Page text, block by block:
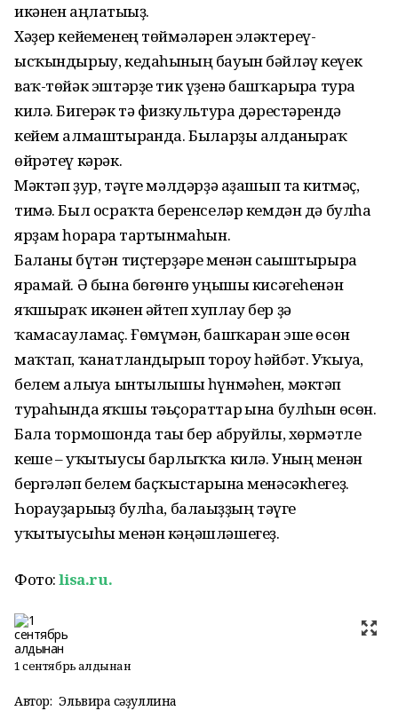
икәнен аңлатығыҙ.
Хәҙер кейеменең төймәләрен эләктереү-
ысҡындырыу, кедаһының бауын бәйләү кеүек
ваҡ-төйәк эштәрҙе тик үҙенә башҡарырға тура
килә. Бигерәк тә физкультура дәрестәрендә
кейем алмаштырғанда. Быларҙы алданыраҡ
өйрәтеү кәрәк.
Мәктәп ҙур, тәүге мәлдәрҙә аҙашып та китмәҫ,
тимә. Был осраҡта беренселәр кемдән дә булһа
ярҙам һорарға тартынмаһын.
Баланы бүтән тиҫтерҙәре менән сағыштырырға
ярамай. Ә бына бөгөнгө уңышы кисәгеһенән
яҡшыраҡ икәнен әйтеп хуплау бер ҙә
ҡамасауламаҫ. Ғөмүмән, башҡарған эше өсөн
маҡтап, ҡанатландырып тороу һәйбәт. Уҡыуға,
белем алыуға ынтылышы һүнмәһен, мәктәп
тураһында яҡшы тәьҫораттар ғына булһын өсөн.
Бала тормошонда тағы бер абруйлы, хөрмәтле
кеше – уҡытыусы барлыҡҡа килә. Уның менән
бергәләп белем баҫҡыстарына менәсәкһегеҙ.
Һорауҙарығыҙ булһа, балағыҙҙың тәүге
уҡытыусыһы менән кәңәшләшегеҙ.
Фото:lisa.ru.
1 сентябрь алдынан
Автор: Эльвира Әсәҙуллина